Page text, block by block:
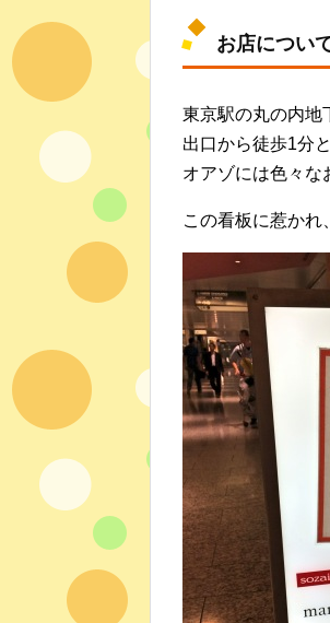
お店につい
東京駅の丸の内地
出口から徒歩1分
オアゾには色々な
この看板に惹かれ